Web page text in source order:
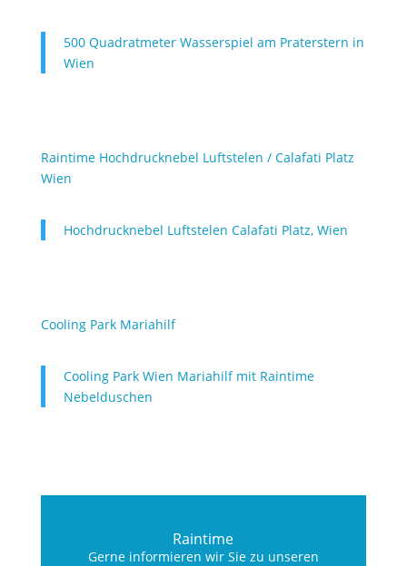
500 Quadratmeter Wasserspiel am Praterstern in
Wien
Raintime Hochdrucknebel Luftstelen / Calafati Platz
Wien
Hochdrucknebel Luftstelen Calafati Platz, Wien
Cooling Park Mariahilf
Cooling Park Wien Mariahilf mit Raintime
Nebelduschen
Raintime
Gerne informieren wir Sie zu unseren